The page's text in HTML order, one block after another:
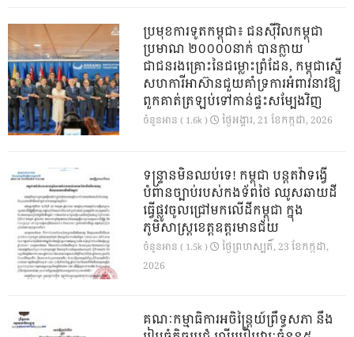
ប្រមុខការទូតកម្ពុជា៖ ជនស៊ីវិលកម្ពុជា
ប្រមាណ ២០០០០នាក់ បានក្លាយ
ជាជនរងគ្រោះនៃជម្លោះព្រំដែន, កម្ពុជាស្នើ
សហការីអាស៊ានជួយគាំទ្រការអំពាវនាវឱ្យ
ពួកគាត់ត្រឡប់ទៅកាន់ផ្ទះសម្បែងវិញ
ចំនួនអាន ( 1.6k ) ថ្ងៃ​អង្គារ, 21 ខែ​កក្កដា, 2026
ទន្ទ្រានមិនឈប់ទេ! កម្ពុជា បន្តតវ៉ាទង្វើ
បំពានច្បាប់របស់កងទ័ពថៃ ឈូសឆាយដី
ធ្វើផ្លូវចូលជ្រៅមកលើដីកម្ពុជា ក្នុង
ភូមិសាស្ត្រខេត្តឧត្តរមានជ័យ
ចំនួនអាន ( 1.5k )
ថ្ងៃ​ព្រហស្បតិ៍, 23 ខែ​កក្កដា,
2026
គណៈកម្មាធិការអចិន្ត្រៃយ៍ព្រឹទ្ធសភា នឹង